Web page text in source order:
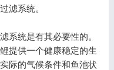
滤系统。
统是有其必要性的。
提供一个健康稳定的生
际的气候条件和鱼池状